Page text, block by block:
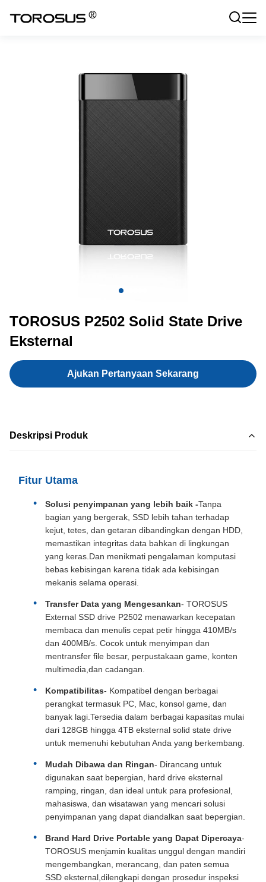
TOROSUS P2502 Solid State Drive
Eksternal
Ajukan Pertanyaan Sekarang
Deskripsi Produk
Fitur Utama
Solusi penyimpanan yang lebih baik -Tanpa
bagian yang bergerak, SSD lebih tahan terhadap
kejut, tetes, dan getaran dibandingkan dengan HDD,
memastikan integritas data bahkan di lingkungan
yang keras.Dan menikmati pengalaman komputasi
bebas kebisingan karena tidak ada kebisingan
mekanis selama operasi.
Transfer Data yang Mengesankan- TOROSUS
External SSD drive P2502 menawarkan kecepatan
membaca dan menulis cepat petir hingga 410MB/s
dan 400MB/s. Cocok untuk menyimpan dan
mentransfer file besar, perpustakaan game, konten
multimedia,dan cadangan.
Kompatibilitas- Kompatibel dengan berbagai
perangkat termasuk PC, Mac, konsol game, dan
banyak lagi.Tersedia dalam berbagai kapasitas mulai
dari 128GB hingga 4TB eksternal solid state drive
untuk memenuhi kebutuhan Anda yang berkembang.
Mudah Dibawa dan Ringan- Dirancang untuk
digunakan saat bepergian, hard drive eksternal
ramping, ringan, dan ideal untuk para profesional,
mahasiswa, dan wisatawan yang mencari solusi
penyimpanan yang dapat diandalkan saat bepergian.
Brand Hard Drive Portable yang Dapat Dipercaya-
TOROSUS menjamin kualitas unggul dengan mandiri
mengembangkan, merancang, dan paten semua
SSD eksternal,dilengkapi dengan prosedur inspeksi